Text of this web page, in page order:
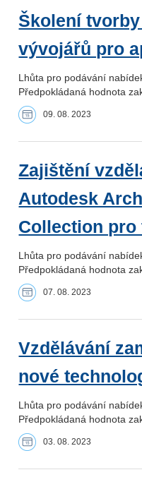
Školení
vývojářů pro
Lhůta pro podávání
Předpokládaná hodnota
09. 08. 2023
Zajištění
Autodesk
Collection
Lhůta pro podávání
Předpokládaná hodnota
07. 08. 2023
Vzdělávání
nové
Lhůta pro podávání
Předpokládaná hodnota
03. 08. 2023